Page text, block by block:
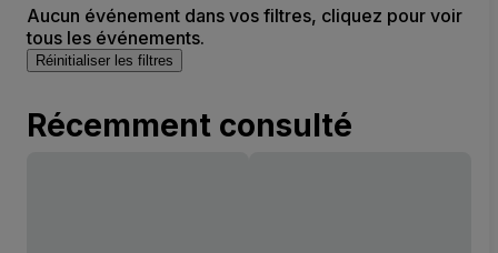
Aucun événement dans vos filtres, cliquez pour voir
tous les événements.
Réinitialiser les filtres
Récemment consulté